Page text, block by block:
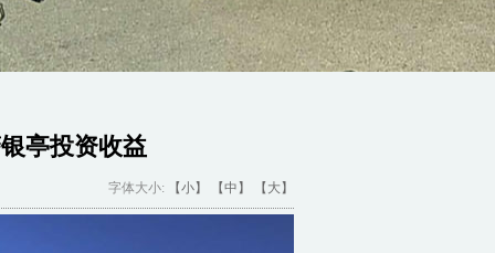
亭投资收益
字体大小: 【小】 【中】 【大】